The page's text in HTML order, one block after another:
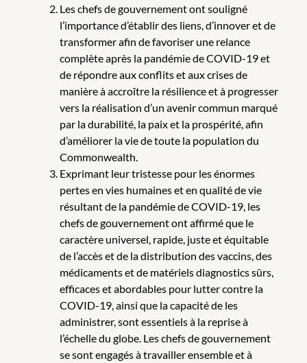
Les chefs de gouvernement ont souligné
l’importance d’établir des liens, d’innover et de
transformer afin de favoriser une relance
complète après la pandémie de COVID-19 et
de répondre aux conflits et aux crises de
manière à accroître la résilience et à progresser
vers la réalisation d’un avenir commun marqué
par la durabilité, la paix et la prospérité, afin
d’améliorer la vie de toute la population du
Commonwealth.
Exprimant leur tristesse pour les énormes
pertes en vies humaines et en qualité de vie
résultant de la pandémie de COVID-19, les
chefs de gouvernement ont affirmé que le
caractère universel, rapide, juste et équitable
de l’accès et de la distribution des vaccins, des
médicaments et de matériels diagnostics sûrs,
efficaces et abordables pour lutter contre la
COVID-19, ainsi que la capacité de les
administrer, sont essentiels à la reprise à
l’échelle du globe. Les chefs de gouvernement
se sont engagés à travailler ensemble et à